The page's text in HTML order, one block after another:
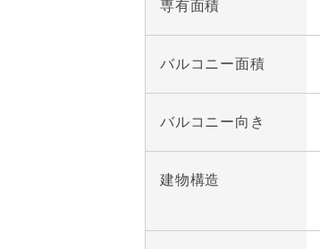
専有面積
バルコニー面積
バルコニー向き
建物構造